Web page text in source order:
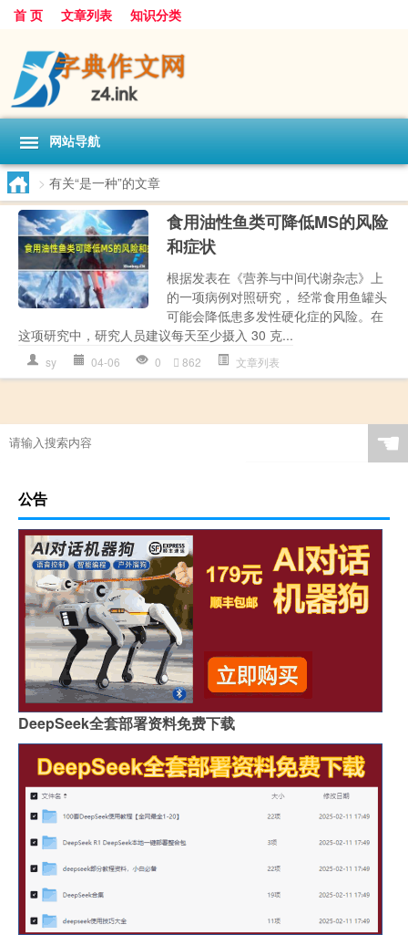
首 页 文章列表 知识分类
网站导航
> 有关“是一种”的文章
食用油性鱼类可降低MS的风险
和症状
根据发表在《营养与中间代谢杂志》上
的一项病例对照研究， 经常食用鱼罐头
可能会降低患多发性硬化症的风险。在
这项研究中，研究人员建议每天至少摄入 30 克...
sy 04-06 0 862 文章列表
☚
公告
DeepSeek全套部署资料免费下载